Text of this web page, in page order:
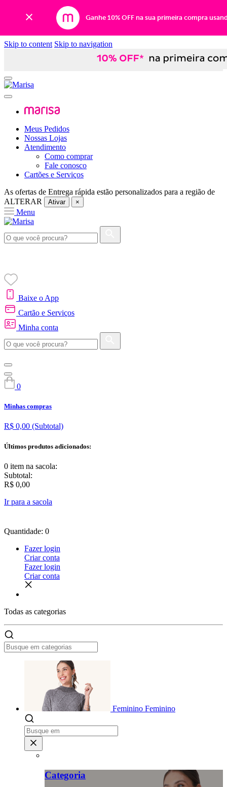
Ganhe 10% OFF na sua primeira compra
Skip to content Skip to navigation
Meus Pedidos
Nossas Lojas
Atendimento
Como comprar
Fale conosco
Cartões e Serviços
As ofertas de Entrega rápida estão personalizados para a região de
ALTERAR
Ativar ×
Menu
Baixe o App
Cartão e Serviços
Minha conta
0
Minhas compras
R$ 0,00 (Subtotal)
Últimos produtos adicionados:
0 item na sacola:
Subtotal:
R$ 0,00
Ir para a sacola
Quantidade: 0
Fazer login
Criar conta
Fazer login
Criar conta
Todas as categorias
Feminino Feminino
Categoria